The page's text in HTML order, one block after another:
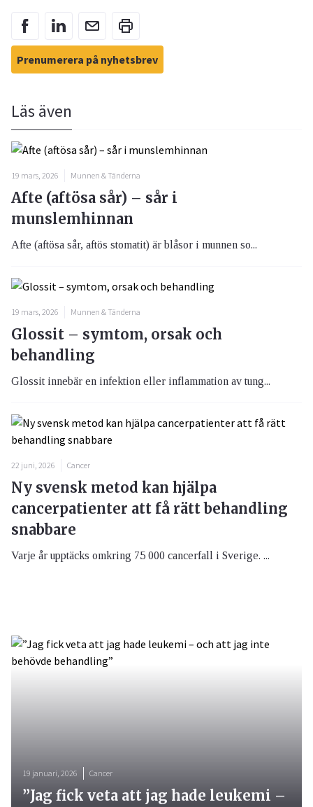
Prenumerera på nyhetsbrev
Läs även
19 mars, 2026 Munnen & Tänderna
Afte (aftösa sår) – sår i
munslemhinnan
Afte (aftösa sår, aftös stomatit) är blåsor i munnen so...
19 mars, 2026 Munnen & Tänderna
Glossit – symtom, orsak och
behandling
Glossit innebär en infektion eller inflammation av tung...
22 juni, 2026 Cancer
Ny svensk metod kan hjälpa
cancerpatienter att få rätt behandling
snabbare
Varje år upptäcks omkring 75 000 cancerfall i Sverige. ...
19 januari, 2026 Cancer
”Jag fick veta att jag hade leukemi –